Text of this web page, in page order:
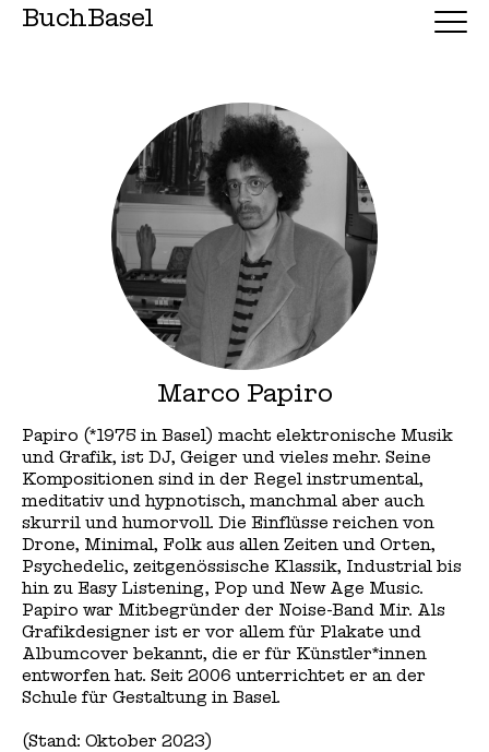
BuchBasel
Marco Papiro
Papiro (*1975 in Basel) macht elektronische Musik
und Grafik, ist DJ, Geiger und vieles mehr. Seine
Kompositionen sind in der Regel instrumental,
meditativ und hypnotisch, manchmal aber auch
skurril und humorvoll. Die Einflüsse reichen von
Drone, Minimal, Folk aus allen Zeiten und Orten,
Psychedelic, zeitgenössische Klassik, Industrial bis
hin zu Easy Listening, Pop und New Age Music.
Papiro war Mitbegründer der Noise-Band Mir. Als
Grafikdesigner ist er vor allem für Plakate und
Albumcover bekannt, die er für Künstler*innen
entworfen hat. Seit 2006 unterrichtet er an der
Schule für Gestaltung in Basel.
(Stand: Oktober 2023)